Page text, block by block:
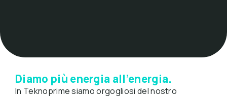
Diamo più energia all’energia.
In Teknoprime siamo orgogliosi del nostro